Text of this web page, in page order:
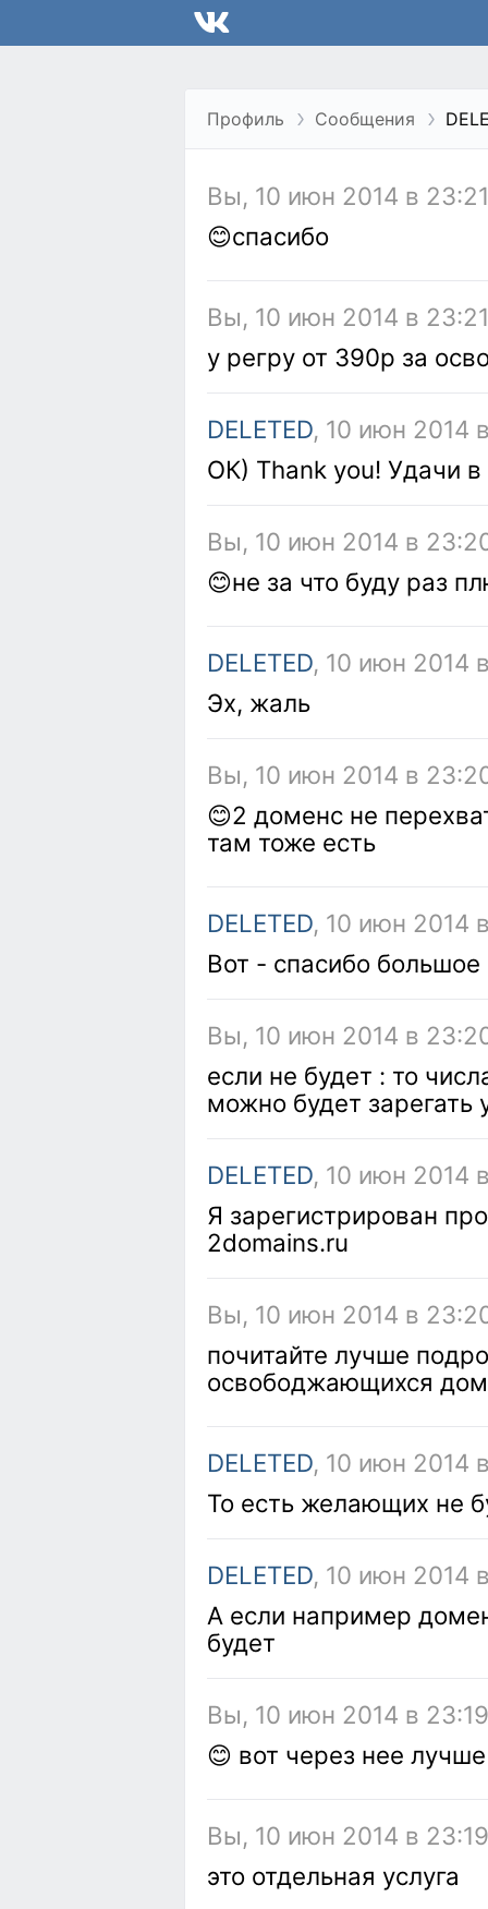
Профиль Сообщения
Вы, 10 июн 2014 в
😊спасибо
Вы, 10 июн 2014 в
у регру от 390р за
DELETED, 10 июн 2014
ОК) Thank you! Удачи в
Вы, 10 июн 2014 в
😊не за что буду раз
DELETED, 10 июн 2014
Эх, жаль
Вы, 10 июн 2014 в
😊2 доменс не
там тоже есть
DELETED, 10 июн 2014
Вот - спасибо
Вы, 10 июн 2014 в
если не будет : то
можно будет зарегать
DELETED, 10 июн 2014
Я зарегистрирован
2domains.ru
Вы, 10 июн 2014 в
почитайте лучше
освободжающихся
DELETED, 10 июн 2014
То есть желающих не
DELETED, 10 июн 2014
А если например
будет
Вы, 10 июн 2014 в
😊 вот через нее
Вы, 10 июн 2014 в
это отдельная услуга